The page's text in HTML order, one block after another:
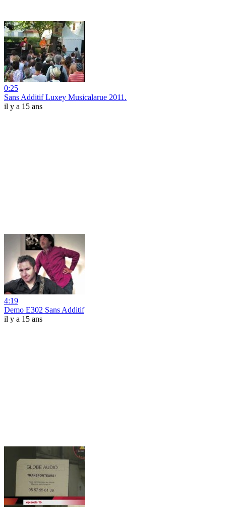
0:25
Sans Additif Luxey Musicalarue 2011.
il y a 15 ans
4:19
Demo E302 Sans Additif
il y a 15 ans